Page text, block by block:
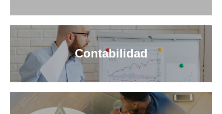
Contabilidad